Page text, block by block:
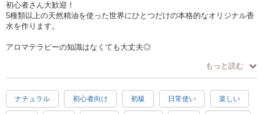
初心者さん大歓迎！
5種類以上の天然精油を使った世界にひとつだけの本格的なオリジナル香
水を作ります。
アロマテラピーの知識はなくても大丈夫◎
ゆったり和気あいあいとお話しながら楽しみましょう！
また、あなたに合う香りを見つける体質診断も行います！
体質だけでなく、あなたの性格にも言及します。
もっと読む
ナチュラル 初心者向け 初級 日常使い 楽しい